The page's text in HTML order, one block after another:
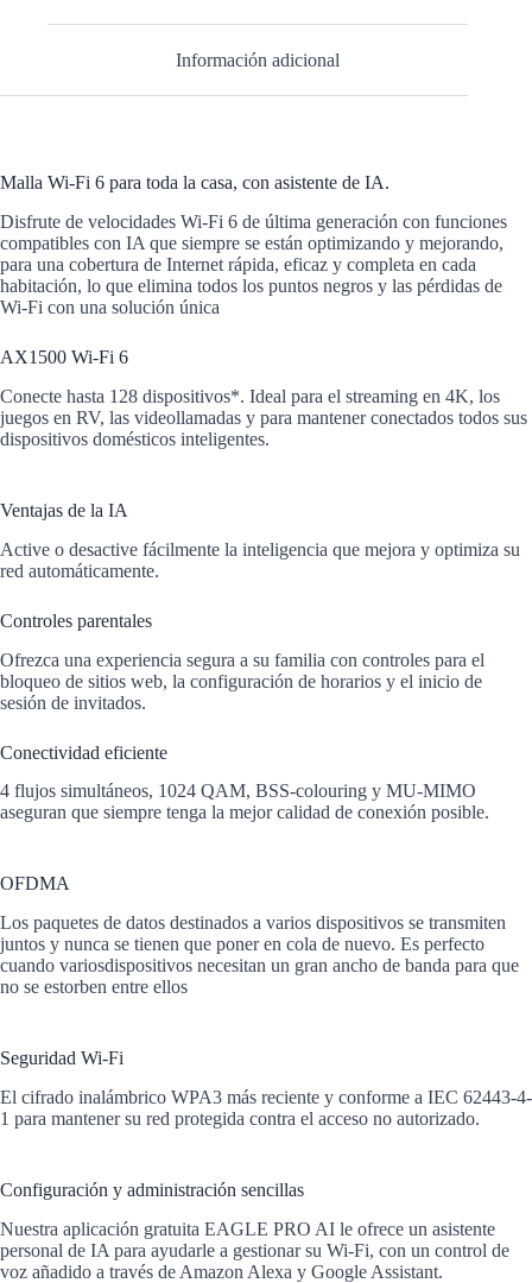
Información adicional
Malla Wi-Fi 6 para toda la casa, con asistente de IA.
Disfrute de velocidades Wi-Fi 6 de última generación con funciones
compatibles con IA que siempre se están optimizando y mejorando,
para una cobertura de Internet rápida, eficaz y completa en cada
habitación, lo que elimina todos los puntos negros y las pérdidas de
Wi-Fi con una solución única
AX1500 Wi-Fi 6
Conecte hasta 128 dispositivos*. Ideal para el streaming en 4K, los
juegos en RV, las videollamadas y para mantener conectados todos sus
dispositivos domésticos inteligentes.
Ventajas de la IA
Active o desactive fácilmente la inteligencia que mejora y optimiza su
red automáticamente.
Controles parentales
Ofrezca una experiencia segura a su familia con controles para el
bloqueo de sitios web, la configuración de horarios y el inicio de
sesión de invitados.
Conectividad eficiente
4 flujos simultáneos, 1024 QAM, BSS-colouring y MU-MIMO
aseguran que siempre tenga la mejor calidad de conexión posible.
OFDMA
Los paquetes de datos destinados a varios dispositivos se transmiten
juntos y nunca se tienen que poner en cola de nuevo. Es perfecto
cuando variosdispositivos necesitan un gran ancho de banda para que
no se estorben entre ellos
Seguridad Wi-Fi
El cifrado inalámbrico WPA3 más reciente y conforme a IEC 62443-4-
1 para mantener su red protegida contra el acceso no autorizado.
Configuración y administración sencillas
Nuestra aplicación gratuita EAGLE PRO AI le ofrece un asistente
personal de IA para ayudarle a gestionar su Wi-Fi, con un control de
voz añadido a través de Amazon Alexa y Google Assistant.